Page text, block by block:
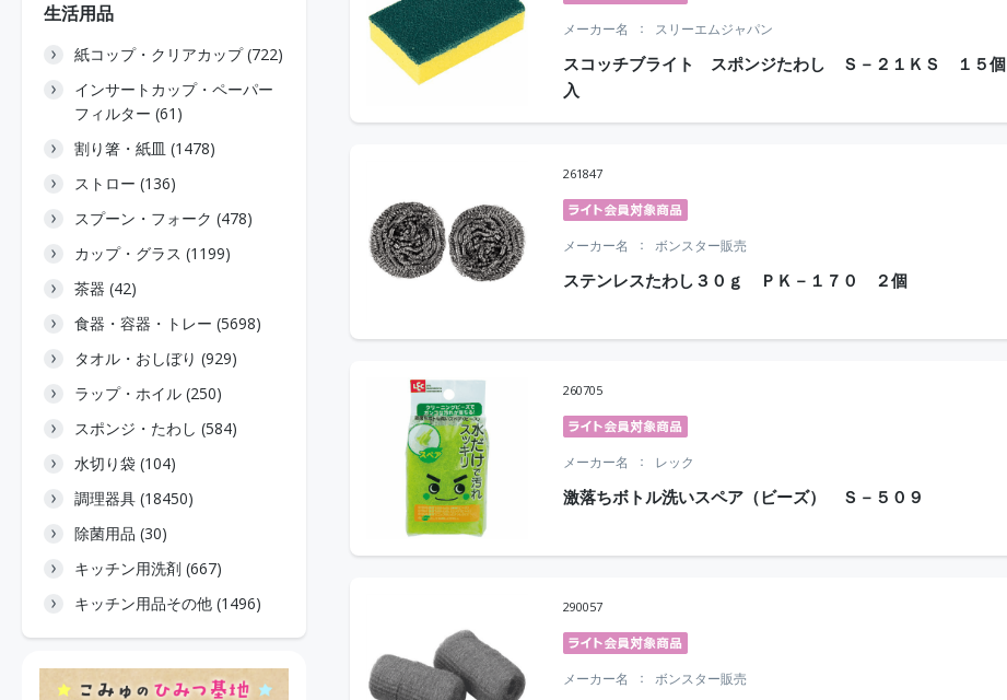
スコッチブライト スポンジたわし Ｓ－２１ＫＳ １５個
入
メーカー名 スリーエムジャパン
261847
ステンレスたわし３０ｇ ＰＫ－１７０ ２個
メーカー名 ボンスター販売
260705
激落ちボトル洗いスペア（ビーズ） Ｓ－５０９
メーカー名 レック
290057
メーカー名 ボンスター販売
生活用品
紙コップ・クリアカップ (722)
インサートカップ・ペーパー
フィルター (61)
割り箸・紙皿 (1478)
ストロー (136)
スプーン・フォーク (478)
カップ・グラス (1199)
茶器 (42)
食器・容器・トレー (5698)
タオル・おしぼり (929)
ラップ・ホイル (250)
スポンジ・たわし (584)
水切り袋 (104)
調理器具 (18450)
除菌用品 (30)
キッチン用洗剤 (667)
キッチン用品その他 (1496)